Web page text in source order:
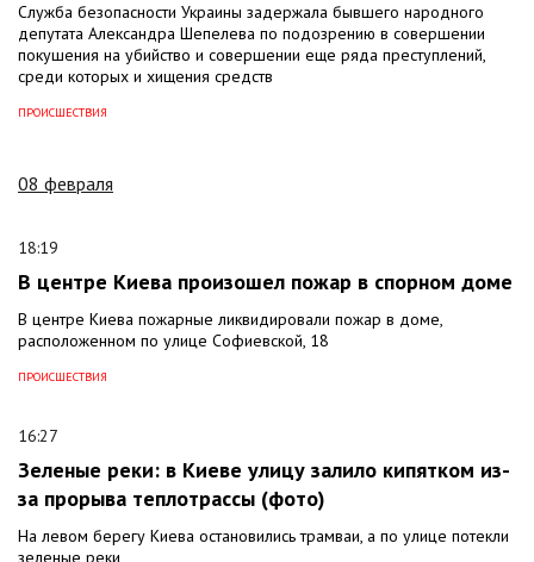
Служба безопасности Украины задержала бывшего народного
депутата Александра Шепелева по подозрению в совершении
покушения на убийство и совершении еще ряда преступлений,
среди которых и хищения средств
ПРОИСШЕСТВИЯ
08 февраля
18:19
В центре Киева произошел пожар в спорном доме
В центре Киева пожарные ликвидировали пожар в доме,
расположенном по улице Софиевской, 18
ПРОИСШЕСТВИЯ
16:27
Зеленые реки: в Киеве улицу залило кипятком из-
за прорыва теплотрассы (фото)
На левом берегу Киева остановились трамваи, а по улице потекли
зеленые реки